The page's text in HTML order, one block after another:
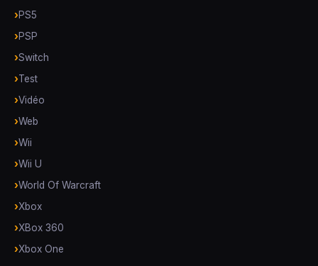
PS5
PSP
Switch
Test
Vidéo
Web
Wii
Wii U
World Of Warcraft
Xbox
XBox 360
Xbox One